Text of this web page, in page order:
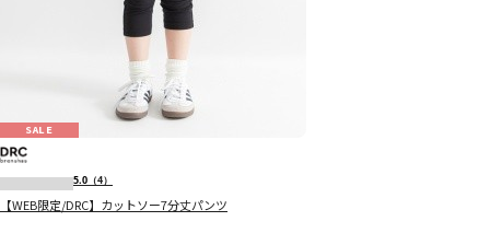
SALE
5.0 （4）
【WEB限定/DRC】カットソー7分丈パンツ